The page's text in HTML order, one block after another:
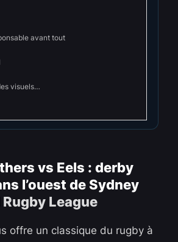
avant tout
visuels…
vs Eels : derby
l’ouest de Sydney
offre un classique du rugby à